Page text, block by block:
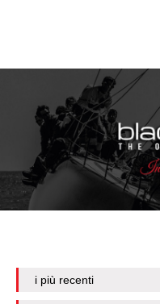
i più recenti